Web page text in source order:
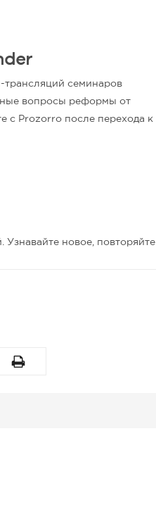
трансляций семинаров
вопросы реформы от
с Prozorro после перехода к
новое, повторяйте